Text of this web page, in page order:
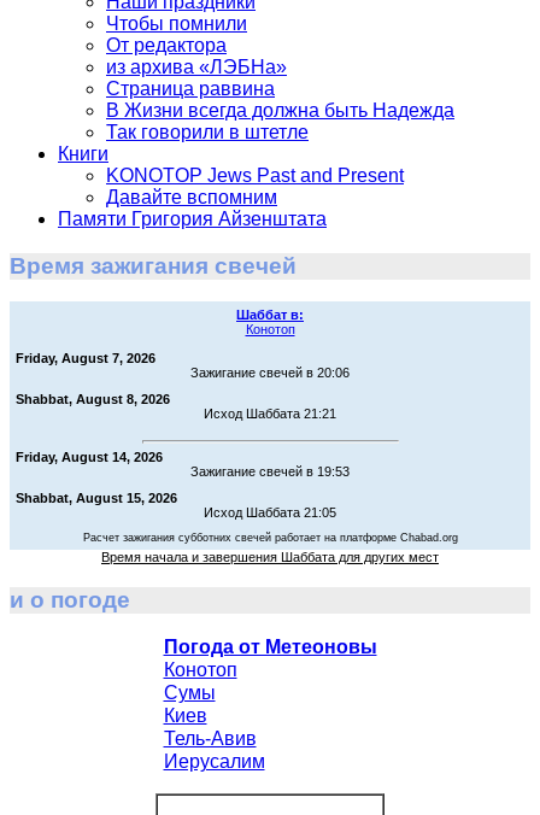
Чтобы помнили
От редактора
из архива «ЛЭБНа»
Страница раввина
В Жизни всегда должна быть Надежда
Так говорили в штетле
Книги
KONOTOP Jews Past and Present
Давайте вспомним
Памяти Григория Айзенштата
Время зажигания свечей
Шаббат в:
Конотоп
Friday, August 7, 2026
Зажигание свечей в 20:06
Shabbat, August 8, 2026
Исход Шаббата 21:21
Friday, August 14, 2026
Зажигание свечей в 19:53
Shabbat, August 15, 2026
Исход Шаббата 21:05
Расчет зажигания субботних свечей работает на платформе Chabad.org
Время начала и завершения Шаббата для других мест
и о погоде
Погода от Метеоновы
Конотоп
Сумы
Киев
Тель-Авив
Иерусалим